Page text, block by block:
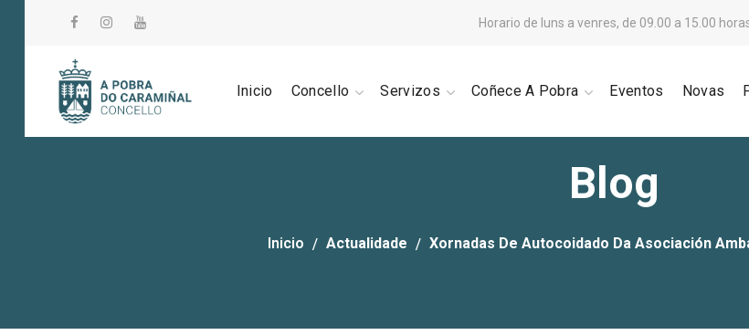
Horario de luns a venres, de 09.00 a 15.00
Inicio Concello Servizos Coñece A Pobra Eventos Novas
Blog
Inicio Actualidade Xornadas De Autocoidado Da Asociación